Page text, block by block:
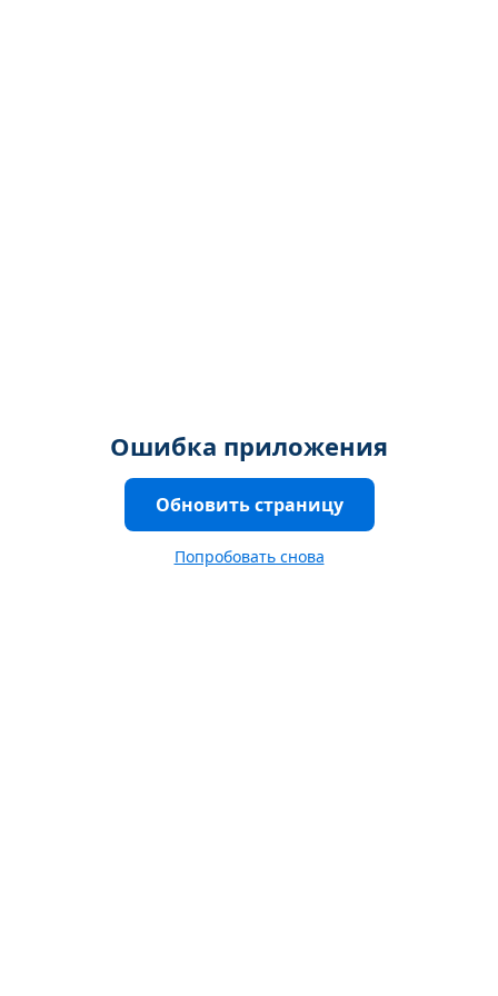
Ошибка приложения
Обновить страницу
Попробовать снова